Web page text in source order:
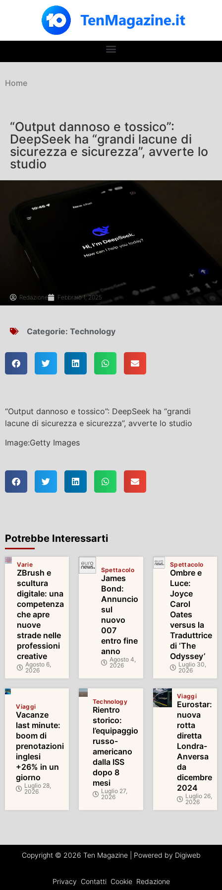
Home
“Output dannoso e tossico”:
DeepSeek ha “grandi lacune di
sicurezza e sicurezza”, avverte lo
studio
Redazione Febbraio 1, 2025
Categorie: Technology
“Output dannoso e tossico”: DeepSeek ha “grandi
lacune di sicurezza e sicurezza”, avverte lo studio
Image:Getty Images
Potrebbe Interessarti
Varie
ZBrush e
scultura
digitale: una
competenza
che apre
nuove
strade nelle
professioni
creative
Agosto 6,
2026
Spettacolo
James
Bond:
Annuncio
sul
nuovo
007
entro fine
anno
Agosto 4,
2026
Spettacolo
Ombre e
Luce:
Joyce
Carol
Oates
versus la
Traduttrice
di ‘The
Odyssey’
Luglio 30,
2026
Viaggi
Vacanze
last minute:
boom di
prenotazioni
inglesi
+26% in un
giorno
Luglio 28,
2026
Technology
Rientro
storico:
l’equipaggio
russo-
americano
dalla ISS
dopo 8
mesi
Luglio 27,
2026
Viaggi
Eurostar:
nuova
rotta
diretta
Londra-
Anversa
da
dicembre
2024
Luglio 26,
2026
Copyright © 2026 Ten Magazine | Powered by Digiweb
Privacy Contatti Cookie Redazione